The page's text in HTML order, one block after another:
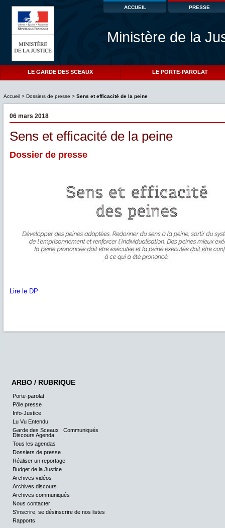
ACCUEIL PRESSE
Ministère de la
LE GARDE DES SCEAUX LE PORTE-PAROLAT
Accueil > Dossiers de presse > Sens et efficacité de la peine
06 mars 2018
Sens et efficacité de la peine
Dossier de presse
Lire le DP
ARBO / RUBRIQUE
Porte-parolat
Pôle presse
Info-Justice
Lu Vu Entendu
Garde des Sceaux : Communiqués
Discours Agenda
Tous les agendas
Dossiers de presse
Réaliser un reportage
Budget de la Justice
Archives vidéos
Archives discours
Archives communiqués
Nous contacter
S'inscrire, se désinscrire de nos listes
Rapports